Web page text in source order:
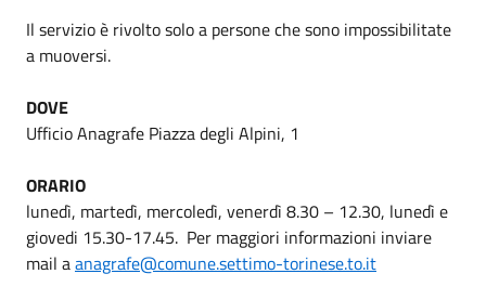
Il servizio è rivolto solo a persone che sono impossibilitate
a muoversi.
DOVE
Ufficio Anagrafe Piazza degli Alpini, 1
ORARIO
lunedì, martedì, mercoledì, venerdì 8.30 – 12.30, lunedì e
giovedi 15.30-17.45. Per maggiori informazioni inviare
mail aanagrafe@comune.settimo-torinese.to.it